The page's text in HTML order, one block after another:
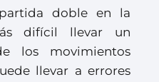
doble en la
difícil llevar un
los movimientos
llevar a errores